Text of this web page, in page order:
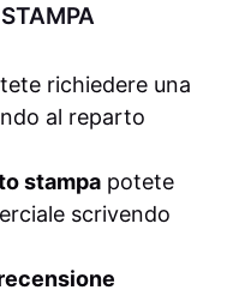
richiedere una
al reparto
stampa potete
scrivendo